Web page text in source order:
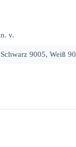
n. v.
Schwarz 9005, Weiß